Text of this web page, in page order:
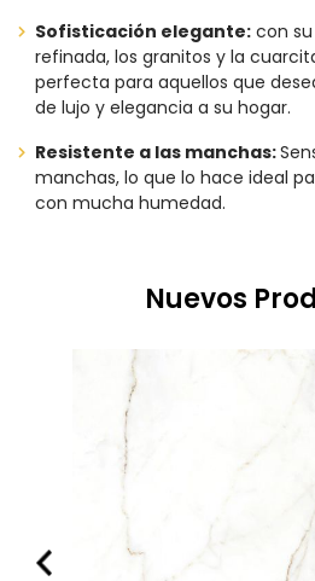
Sofisticación elegante: con
refinada, los granitos y la
perfecta para aquellos que
de lujo y elegancia a su hogar.
Resistente a las manchas:
manchas, lo que lo hace ideal
con mucha humedad.
Nuevos